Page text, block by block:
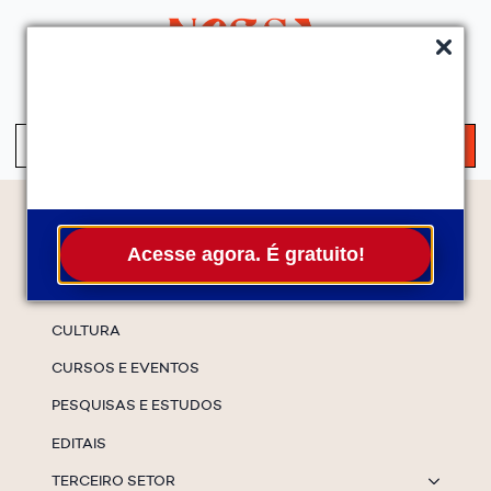
Acesse agora. É gratuito!
Temas
CULTURA
CURSOS E EVENTOS
PESQUISAS E ESTUDOS
EDITAIS
TERCEIRO SETOR